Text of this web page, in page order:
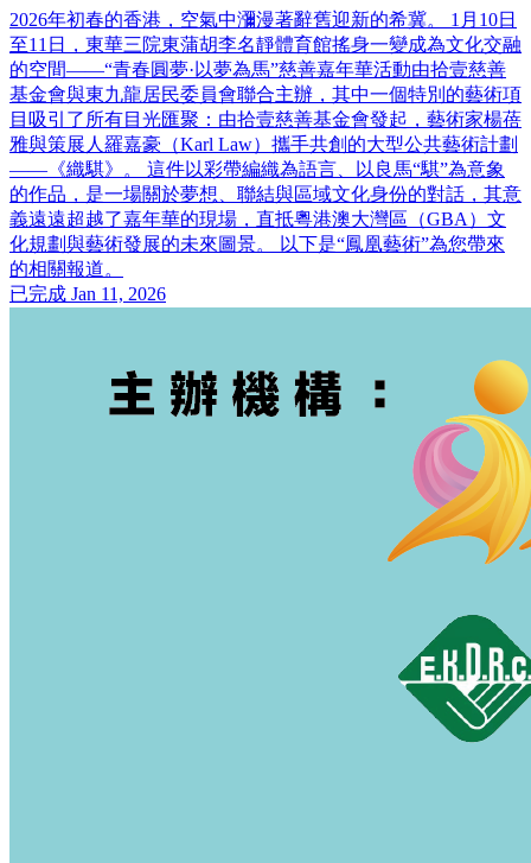
2026年初春的香港，空氣中瀰漫著辭舊迎新的希冀。 1月10日
至11日，東華三院東蒲胡李名靜體育館搖身一變成為文化交融
的空間——“青春圓夢·以夢為馬”慈善嘉年華活動由拾壹慈善
基金會與東九龍居民委員會聯合主辦，其中一個特別的藝術項
目吸引了所有目光匯聚：由拾壹慈善基金會發起，藝術家楊蓓
雅與策展人羅嘉豪（Karl Law）攜手共創的大型公共藝術計劃
——《織騏》。 這件以彩帶編織為語言、以良馬“騏”為意象
的作品，是一場關於夢想、聯結與區域文化身份的對話，其意
義遠遠超越了嘉年華的現場，直抵粵港澳大灣區（GBA）文
化規劃與藝術發展的未來圖景。 以下是“鳳凰藝術”為您帶來
的相關報道。
已完成 Jan 11, 2026